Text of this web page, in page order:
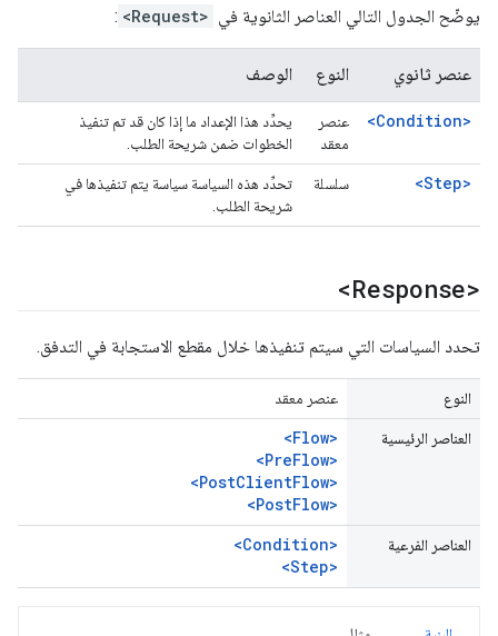
يوضّح الجدول التالي العناصر الثانوية في <Request>
:
عنصر ثانوي النوع الوصف
<Condition>
عنصر
معقد
يحدِّد هذا الإعداد ما إذا كان قد تم تنفيذ
الخطوات ضمن شريحة الطلب.
<Step> سلسلة
تحدِّد هذه السياسة سياسة يتم تنفيذها في
شريحة الطلب.
<Response>
تحدد السياسات التي سيتم تنفيذها خلال مقطع الاستجابة في التدفق.
النوع عنصر معقد
العناصر الرئيسية
<Flow>
<PreFlow>
<PostClientFlow>
<PostFlow>
العناصر الفرعية
<Condition>
<Step>